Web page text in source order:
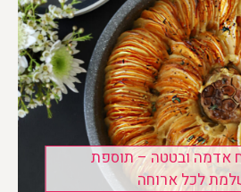
אדמה ובטטה – תוספת
לכל ארוחה